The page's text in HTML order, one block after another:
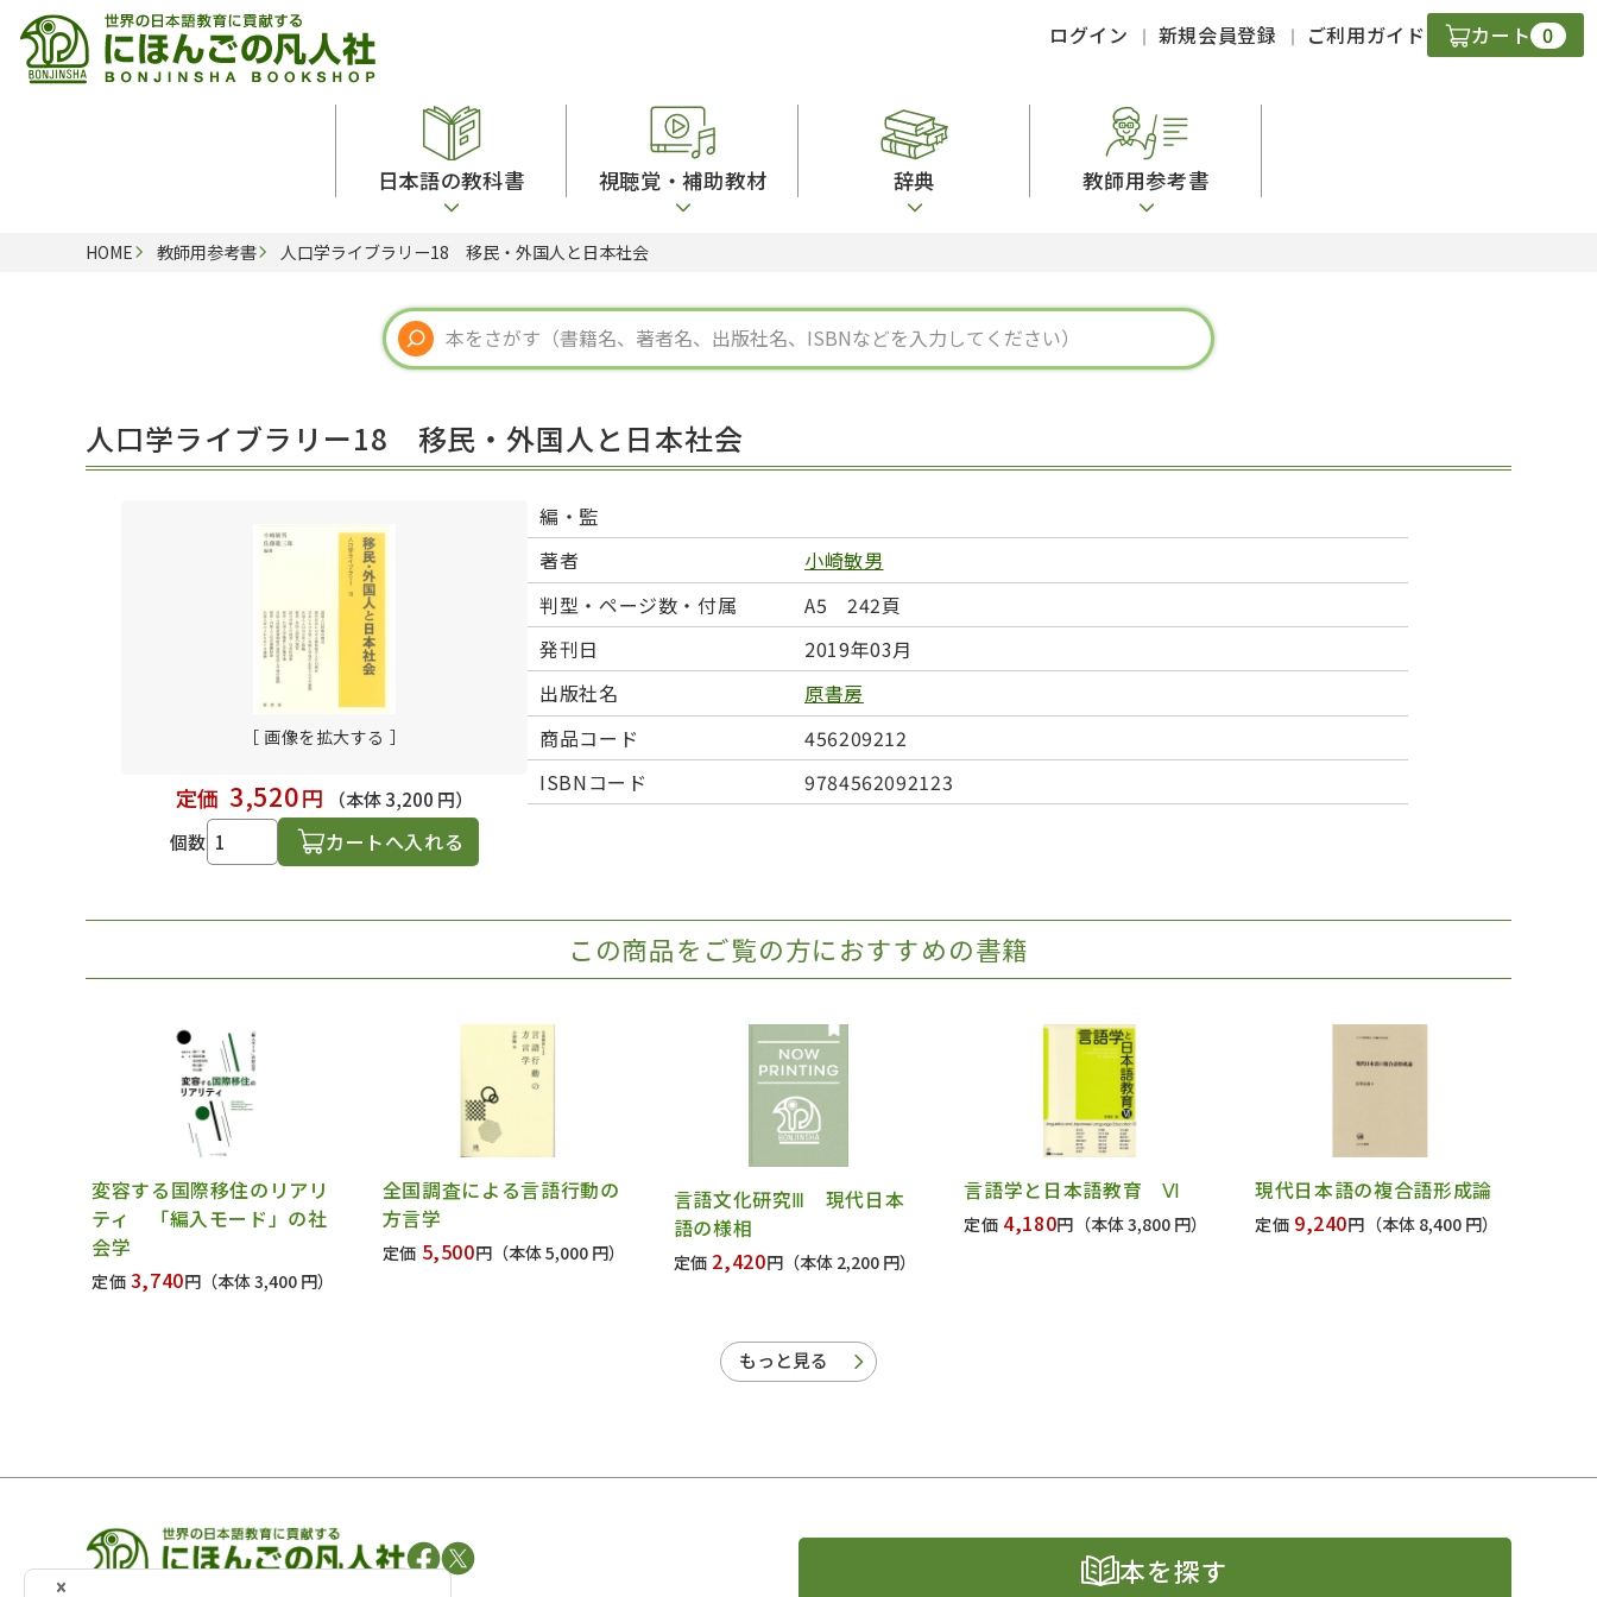
ログイン 新規会員登録 ご利用ガイド カート 0
日本語の教科書
留学生向け専門分野
子ども向け
文法
発音・聴解
作文
練習問題
日本語能力試験対策
日本留学試験対策
日本語学習関連副読本
視聴覚・補助教材
カード・ゲーム・絵教材
絵本・子ども向け補助 図表
辞典
スペイン語辞典
中国語辞典
ドイツ語辞典
ポルトガル語辞典
ロシア語辞典
語学・文法辞典
表現・用字用語辞典 比較文化辞典
教師用参考書
語彙・意味
文章・談話・表現
表記
言語学
多言語社会・言語政策
言語の諸相
アカデミック・スキル
HOME 教師用参考書 人口学ライブラリー18 移民・外国人と日本社会
人口学ライブラリー18 移民・外国人と日本社会
［ 画像を拡大する ］
定価 3,520円
（本体 3,200 円）
個数
カートへ入れる
編・監
著者
小崎敏男
判型・ページ数・付属
A5 242頁
発刊日
2019年03月
出版社名
原書房
商品コード
456209212
ISBNコード
9784562092123
この商品をご覧の方におすすめの書籍
変容する国際移住のリアリ
ティ 「編入モード」の社
会学
定価 3,740円 （本体 3,400 円）
全国調査による言語行動の
方言学
定価 5,500円 （本体 5,000 円）
言語文化研究Ⅲ 現代日本
語の様相
定価 2,420円 （本体 2,200 円）
言語学と日本語教育 Ⅵ
定価 4,180円 （本体 3,800 円）
現代日本語の複合語形成論
定価 9,240円 （本体 8,400 円）
もっと見る
本を探す